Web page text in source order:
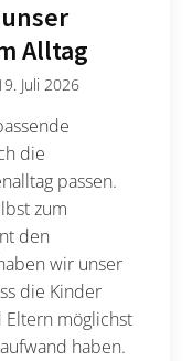
Alltag
Juli 2026
die
passen.
zum
den
wir unser
die Kinder
möglichst
haben.